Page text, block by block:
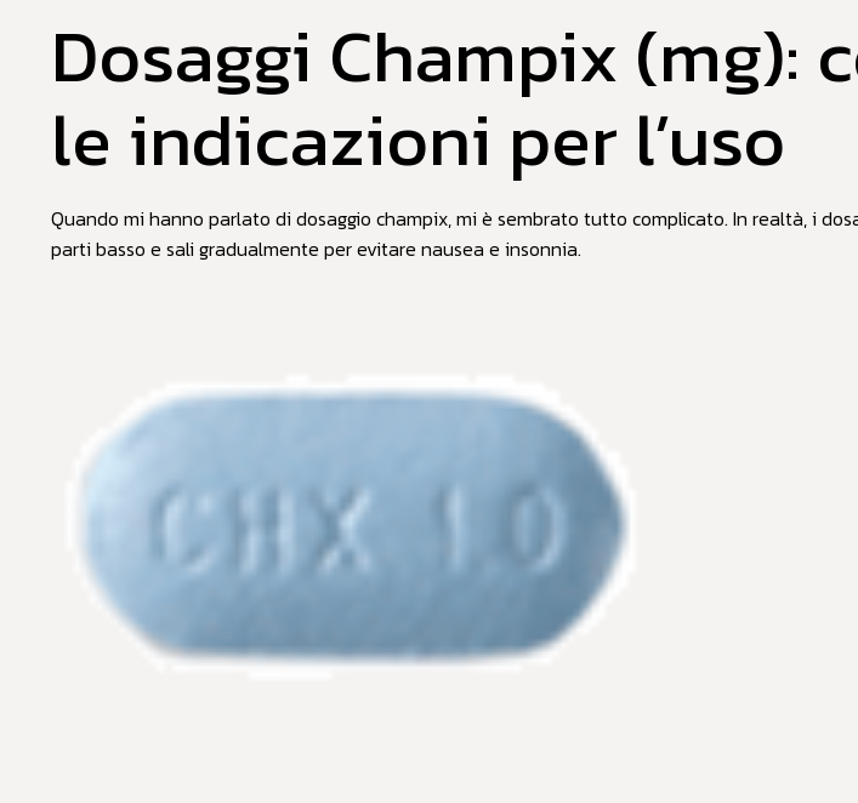
Dosaggi Champix (mg):
le indicazioni per l’uso
Quando mi hanno parlato di dosaggio champix, mi è sembrato tutto complicato. In realtà, i
parti basso e sali gradualmente per evitare nausea e insonnia.